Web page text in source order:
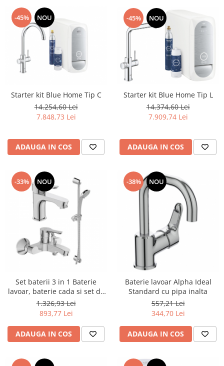
Capace
Capace WC softclose
Capace WC clasice
Capace bideuri
Pisoare
-45% NOU
Starter kit Blue Home Tip C
14.254,60 Lei
7.848,73 Lei
ADAUGA IN COS
-45% NOU
Starter kit Blue Home Tip L
14.374,60 Lei
7.909,74 Lei
ADAUGA IN COS
-33% NOU
Set baterii 3 in 1 Baterie
lavoar, baterie cada si set de
dus Ideal Standard Alpha
1.326,93 Lei
893,77 Lei
ADAUGA IN COS
-38% NOU
Baterie lavoar Alpha Ideal
Standard cu pipa inalta
557,21 Lei
344,70 Lei
ADAUGA IN COS